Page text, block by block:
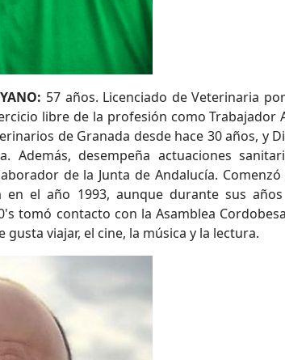
57 años. Licenciado de Veterinaria
libre de la profesión como Trabajador
de Granada desde hace 30 años, y
Además, desempeña actuaciones
de la Junta de Andalucía.
en el año 1993, aunque durante sus
tomó contacto con la Asamblea
gusta viajar, el cine, la música y la lectura.